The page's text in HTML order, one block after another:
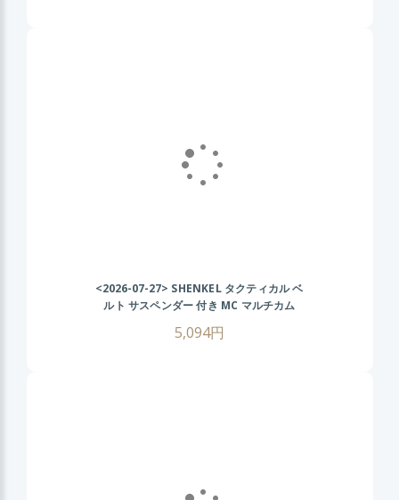
<2026-07-27> SHENKEL タクティカル ベ
ルト サスペンダー 付き MC マルチカム
5,094円